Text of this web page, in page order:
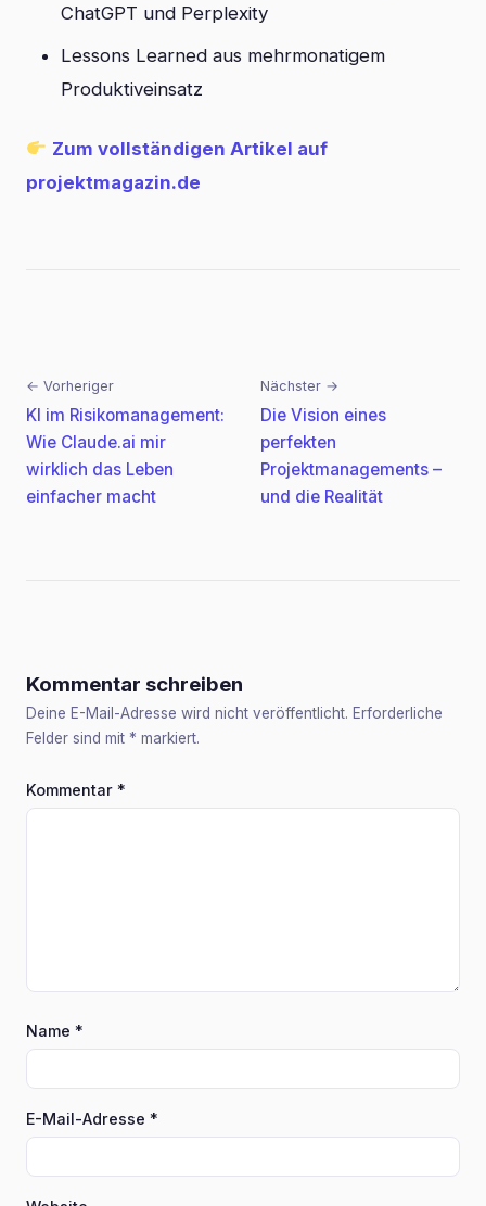
ChatGPT und Perplexity
Lessons Learned aus mehrmonatigem
Produktiveinsatz
Zum vollständigen Artikel auf
projektmagazin.de
Beitragsnavigation
← Vorheriger
KI im Risikomanagement:
Wie Claude.ai mir
wirklich das Leben
einfacher macht
Nächster →
Die Vision eines
perfekten
Projektmanagements –
und die Realität
Kommentar schreiben
Deine E-Mail-Adresse wird nicht veröffentlicht. Erforderliche
Felder sind mit * markiert.
Kommentar *
Name *
E-Mail-Adresse *